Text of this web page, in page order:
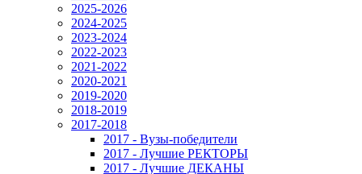
2025-2026
2024-2025
2023-2024
2022-2023
2021-2022
2020-2021
2019-2020
2018-2019
2017-2018
2017 - Вузы-победители
2017 - Лучшие РЕКТОРЫ
2017 - Лучшие ДЕКАНЫ